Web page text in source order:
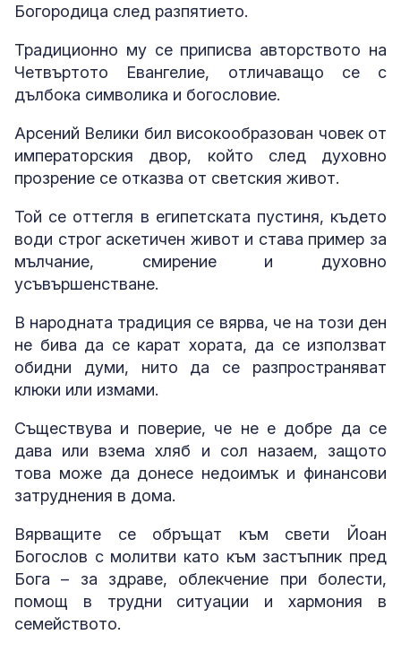
Богородица след разпятието.
Традиционно му се приписва авторството на
Четвъртото Евангелие, отличаващо се с
дълбока символика и богословие.
Арсений Велики бил високообразован човек от
императорския двор, който след духовно
прозрение се отказва от светския живот.
Той се оттегля в египетската пустиня, където
води строг аскетичен живот и става пример за
мълчание, смирение и духовно
усъвършенстване.
В народната традиция се вярва, че на този ден
не бива да се карат хората, да се използват
обидни думи, нито да се разпространяват
клюки или измами.
Съществува и поверие, че не е добре да се
дава или взема хляб и сол назаем, защото
това може да донесе недоимък и финансови
затруднения в дома.
Вярващите се обръщат към свети Йоан
Богослов с молитви като към застъпник пред
Бога – за здраве, облекчение при болести,
помощ в трудни ситуации и хармония в
семейството.